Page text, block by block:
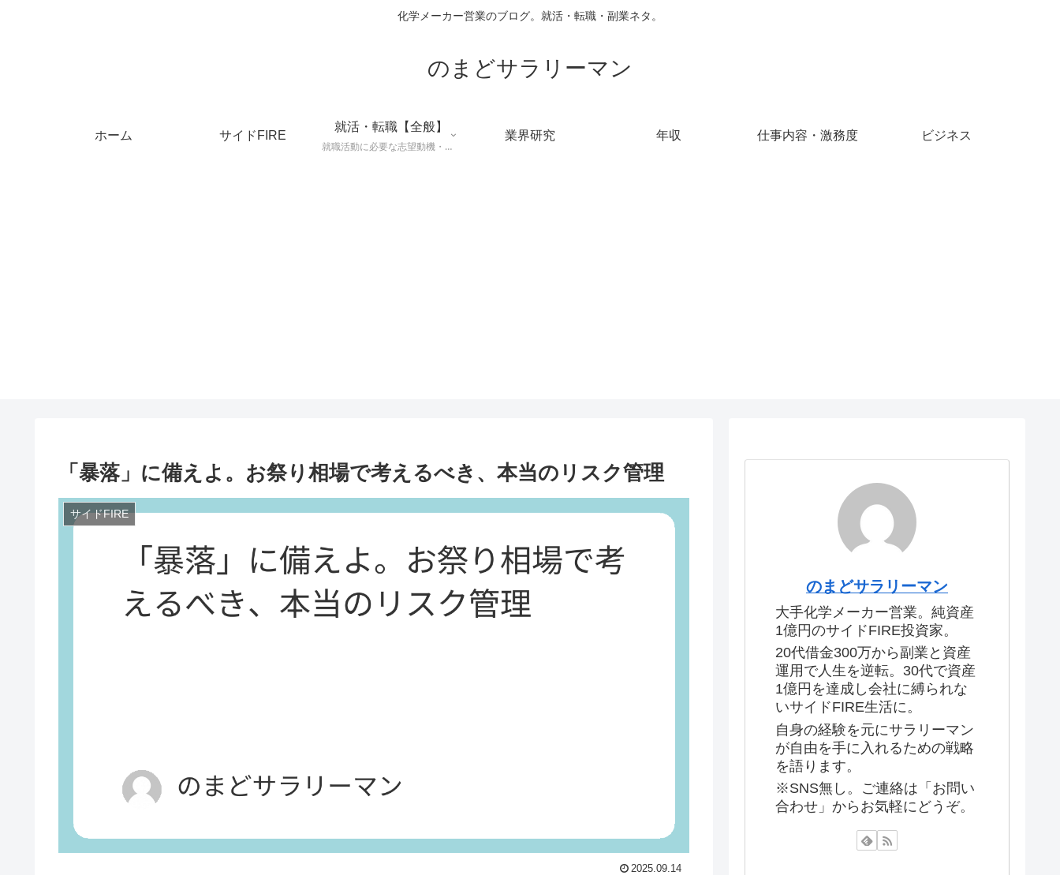
化学メーカー営業のブログ。就活・転職・副業ネタ。
のまどサラリーマン
ホーム サイドFIRE
就活・転職【全般】
就職活動に必要な志望動機・メールマナー・業界研究などに役立つ知識を公開するページ。
業界研究 年収 仕事内容・激務度 ビジネス
「暴落」に備えよ。お祭り相場で考えるべき、本当のリスク管理
サイドFIRE
2025.09.14
のまどサラリーマン
大手化学メーカー営業。純資産
1億円のサイドFIRE投資家。
20代借金300万から副業と資産
運用で人生を逆転。30代で資産
1億円を達成し会社に縛られな
いサイドFIRE生活に。
自身の経験を元にサラリーマン
が自由を手に入れるための戦略
を語ります。
※SNS無し。ご連絡は「お問い
合わせ」からお気軽にどうぞ。